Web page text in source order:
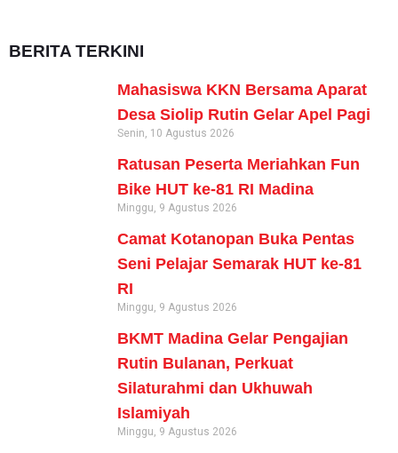
BERITA TERKINI
Mahasiswa KKN Bersama Aparat
Desa Siolip Rutin Gelar Apel Pagi
Senin, 10 Agustus 2026
Ratusan Peserta Meriahkan Fun
Bike HUT ke-81 RI Madina
Minggu, 9 Agustus 2026
Camat Kotanopan Buka Pentas
Seni Pelajar Semarak HUT ke-81
RI
Minggu, 9 Agustus 2026
BKMT Madina Gelar Pengajian
Rutin Bulanan, Perkuat
Silaturahmi dan Ukhuwah
Islamiyah
Minggu, 9 Agustus 2026